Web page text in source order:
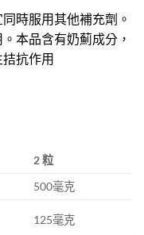
時服用其他補充劑。
本品含有奶薊成分，
抗作用
2粒
500毫克
125毫克